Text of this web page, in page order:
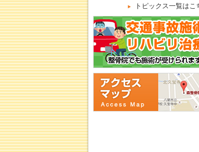
トピックス一覧はこ